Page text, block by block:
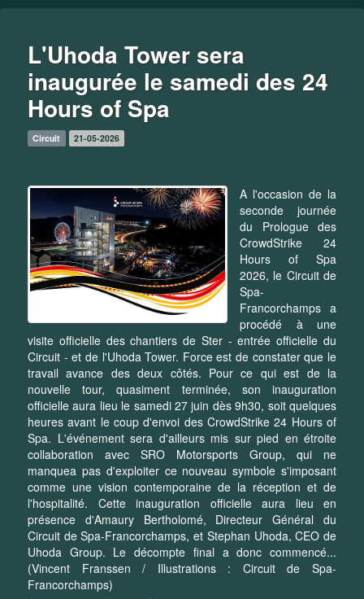
L'Uhoda Tower sera
inaugurée le samedi des 24
Hours of Spa
Circuit 21-05-2026
A l'occasion de la
seconde journée
du Prologue des
CrowdStrike 24
Hours of Spa
2026, le Circuit de
Spa-
Francorchamps a
procédé à une
visite officielle des chantiers de Ster - entrée officielle du
Circuit - et de l'Uhoda Tower. Force est de constater que le
travail avance des deux côtés. Pour ce qui est de la
nouvelle tour, quasiment terminée, son inauguration
officielle aura lieu le samedi 27 juin dès 9h30, soit quelques
heures avant le coup d'envoi des CrowdStrike 24 Hours of
Spa. L'événement sera d'ailleurs mis sur pied en étroite
collaboration avec SRO Motorsports Group, qui ne
manquea pas d'exploiter ce nouveau symbole s'imposant
comme une vision contemporaine de la réception et de
l'hospitalité. Cette inauguration officielle aura lieu en
présence d'Amaury Bertholomé, Directeur Général du
Circuit de Spa-Francorchamps, et Stephan Uhoda, CEO de
Uhoda Group. Le décompte final a donc commencé...
(Vincent Franssen / Illustrations : Circuit de Spa-
Francorchamps)